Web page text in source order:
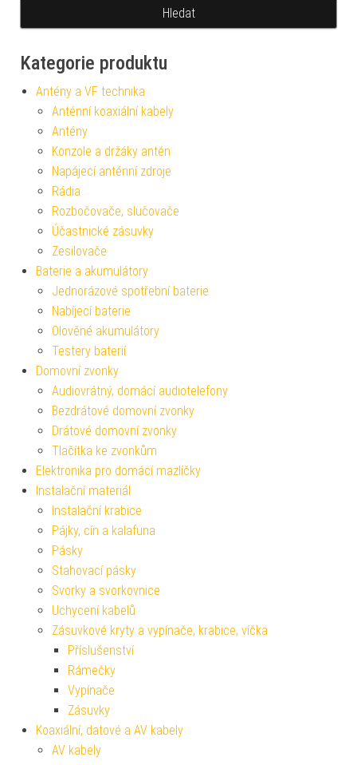
Kategorie produktu
Antény a VF technika
Anténní koaxiální kabely
Antény
Konzole a držáky antén
Napájecí anténní zdroje
Rádia
Rozbočovače, slučovače
Účastnické zásuvky
Zesilovače
Baterie a akumulátory
Jednorázové spotřební baterie
Nabíjecí baterie
Olověné akumulátory
Testery baterií
Domovní zvonky
Audiovrátný, domácí audiotelefony
Bezdrátové domovní zvonky
Drátové domovní zvonky
Tlačítka ke zvonkům
Elektronika pro domácí mazlíčky
Instalační materiál
Instalační krabice
Pájky, cín a kalafuna
Pásky
Stahovací pásky
Svorky a svorkovnice
Uchycení kabelů
Zásuvkové kryty a vypínače, krabice, víčka
Příslušenství
Rámečky
Vypínače
Zásuvky
Koaxiální, datové a AV kabely
AV kabely